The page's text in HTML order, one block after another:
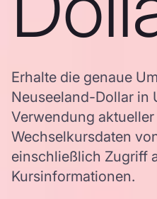
Erhalte die genaue
Neuseeland-Dollar in
Verwendung aktueller
Wechselkursdaten
einschließlich Zugriff
Kursinformationen.